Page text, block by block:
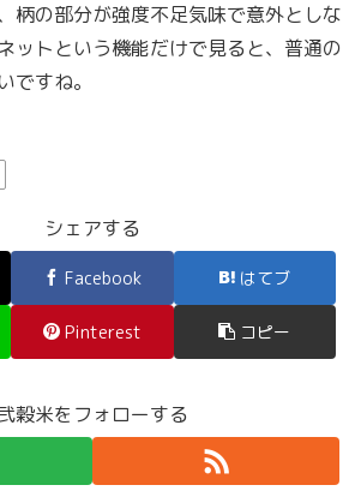
柄の部分が強度不足気味で意外としな
ットという機能だけで見ると、普通の
ですね。
シェアする
Facebook はてブ
Pinterest コピー
穀米をフォローする